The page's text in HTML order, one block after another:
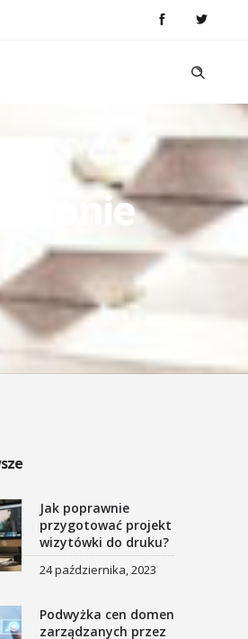
Jak poprawnie
przygotować projekt
wizytówki do druku?
24 października, 2023
Podwyżka cen domen
zarządzanych przez